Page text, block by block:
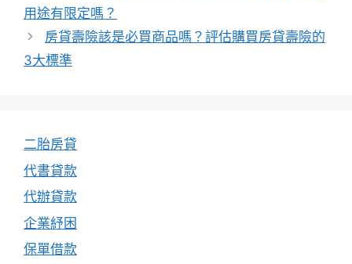
用途有限定嗎？
房貸壽險該是必買商品嗎？評估購買房貸壽險的
3大標準
二胎房貸
代書貸款
代辦貸款
企業紓困
保單借款